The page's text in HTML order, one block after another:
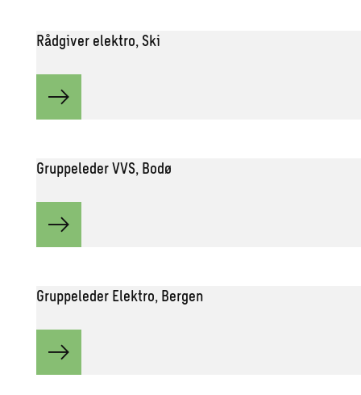
Rådgiver elektro, Ski
Gruppeleder VVS, Bodø
Gruppeleder Elektro, Bergen